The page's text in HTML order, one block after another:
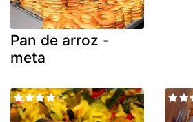
Pan de arroz -
meta